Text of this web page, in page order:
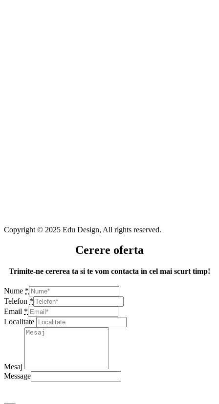
Copyright © 2025 Edu Design, All rights reserved.
Cerere oferta
Trimite-ne cererea ta si te vom contacta in cel mai scurt timp!
Nume *
Telefon *
Email *
Localitate
Mesaj
Message